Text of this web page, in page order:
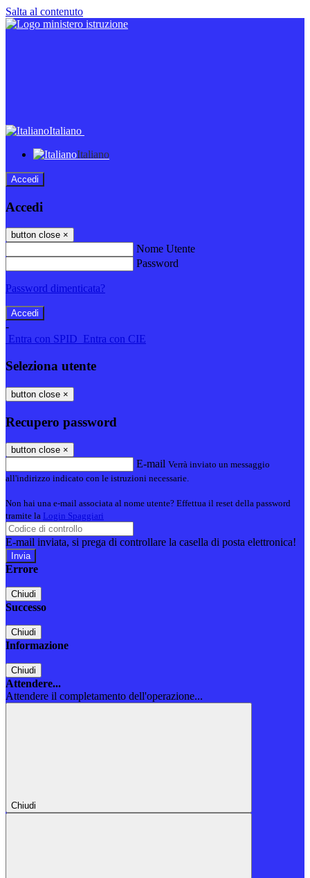
Salta al contenuto
Italiano
Italiano
Accedi
Accedi
button close ×
Nome Utente
Password
Password dimenticata?
-
Entra con SPID Entra con CIE
Seleziona utente
button close ×
Recupero password
button close ×
E-mail Verrà inviato un messaggio
all'indirizzo indicato con le istruzioni necessarie.
Non hai una e-mail associata al nome utente? Effettua il reset della password
tramite la Login Spaggiari
E-mail inviata, si prega di controllare la casella di posta elettronica!
Errore
Chiudi
Successo
Chiudi
Informazione
Chiudi
Attendere...
Attendere il completamento dell'operazione...
Chiudi